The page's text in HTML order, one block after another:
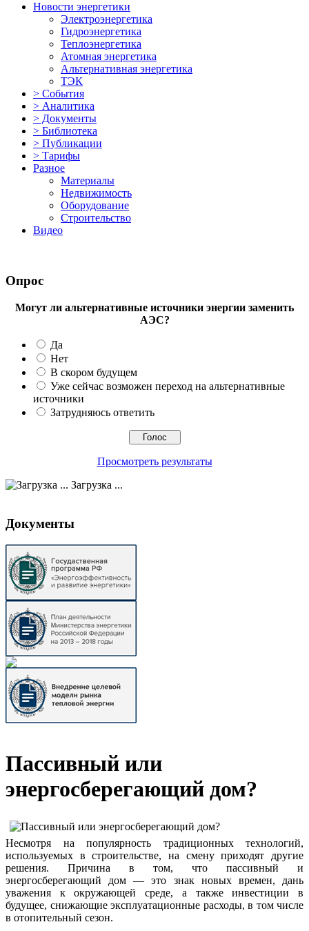
Новости энергетики
Электроэнергетика
Гидроэнергетика
Теплоэнергетика
Атомная энергетика
Альтернативная энергетика
ТЭК
> События
> Аналитика
> Документы
> Библиотека
> Публикации
> Тарифы
Разное
Материалы
Недвижимость
Оборудование
Строительство
Видео
Опрос
Могут ли альтернативные источники энергии заменить
АЭС?
Да
Нет
В скором будущем
Уже сейчас возможен переход на альтернативные
источники
Затрудняюсь ответить
Просмотреть результаты
Загрузка ...
Документы
Пассивный или
энергосберегающий дом?
Несмотря на популярность традиционных технологий,
используемых в строительстве, на смену приходят другие
решения. Причина в том, что пассивный и
энергосберегающий дом — это знак новых времен, дань
уважения к окружающей среде, а также инвестиции в
будущее, снижающие эксплуатационные расходы, в том числе
в отопительный сезон.